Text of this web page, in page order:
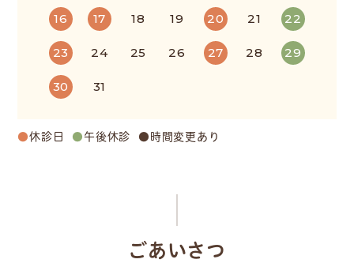
16 17 18 19 20 21 22
23 24 25 26 27 28 29
30 31
●休診日 ●午後休診 ●時間変更あり
ごあいさつ